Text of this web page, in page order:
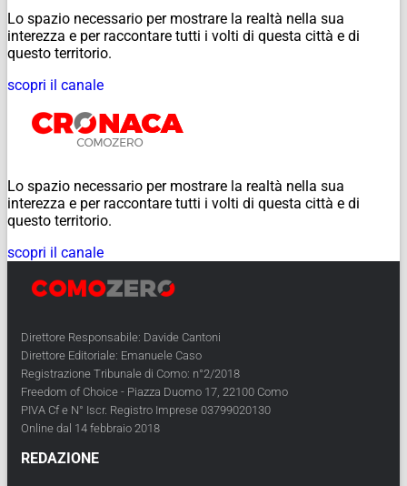
Lo spazio necessario per mostrare la realtà nella sua
interezza e per raccontare tutti i volti di questa città e di
questo territorio.
scopri il canale
Lo spazio necessario per mostrare la realtà nella sua
interezza e per raccontare tutti i volti di questa città e di
questo territorio.
scopri il canale
Direttore Responsabile: Davide Cantoni
Direttore Editoriale: Emanuele Caso
Registrazione Tribunale di Como: n°2/2018
Freedom of Choice - Piazza Duomo 17, 22100 Como
PIVA Cf e N° Iscr. Registro Imprese 03799020130
Online dal 14 febbraio 2018
REDAZIONE